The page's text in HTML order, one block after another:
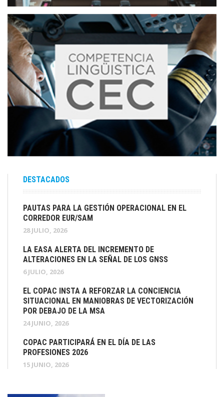
DESTACADOS
PAUTAS PARA LA GESTIÓN OPERACIONAL EN EL
CORREDOR EUR/SAM
28 JULIO, 2026
LA EASA ALERTA DEL INCREMENTO DE
ALTERACIONES EN LA SEÑAL DE LOS GNSS
6 JULIO, 2026
EL COPAC INSTA A REFORZAR LA CONCIENCIA
SITUACIONAL EN MANIOBRAS DE VECTORIZACIÓN
POR DEBAJO DE LA MSA
24 JUNIO, 2026
COPAC PARTICIPARÁ EN EL DÍA DE LAS
PROFESIONES 2026
15 JUNIO, 2026